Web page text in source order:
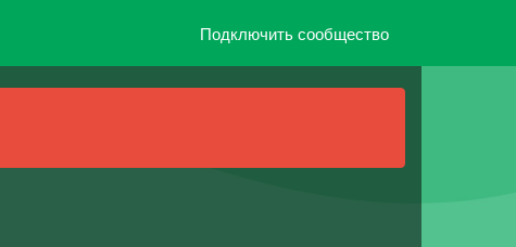
Подключить сообщество